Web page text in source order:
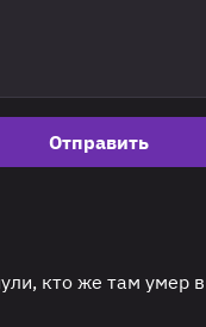
Отправить
кто же там умер